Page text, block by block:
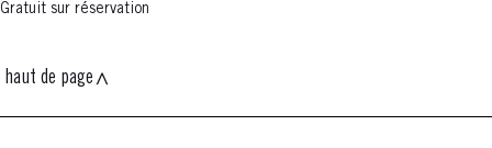
Gratuit sur réservation
haut de page